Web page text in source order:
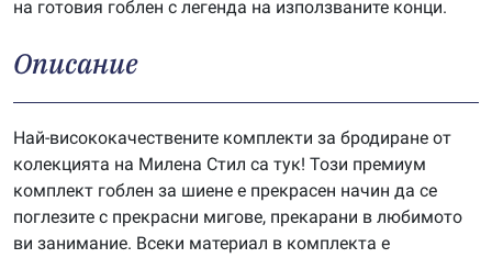
на готовия гоблен с легенда на използваните конци.
Описание
Най-висококачествените комплекти за бродиране от
колекцията на Милена Стил са тук! Този премиум
комплект гоблен за шиене е прекрасен начин да се
поглезите с прекрасни мигове, прекарани в любимото
ви занимание. Всеки материал в комплекта е